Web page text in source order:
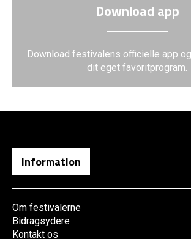
Download app
Download festivalens officielle app
dit eget favoritprogram.
Information
Om festivalerne
Bidragsydere
Kontakt os